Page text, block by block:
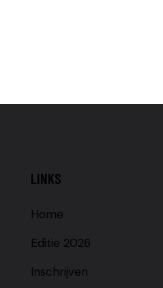
LINKS
Home
Editie 2026
Inschrijven